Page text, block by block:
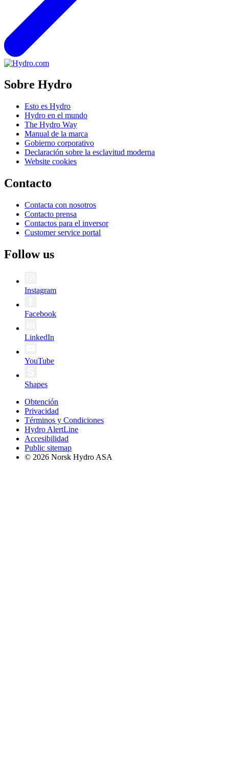
Sobre Hydro
Esto es Hydro
Hydro en el mundo
The Hydro Way
Manual de la marca
Gobierno corporativo
Declaración sobre la esclavitud moderna
Website cookies
Contacto
Contacta con nosotros
Contacto prensa
Contactos para el inversor
Customer service portal
Follow us
Instagram
Facebook
LinkedIn
YouTube
Shapes
Obtención
Privacidad
Términos y Condiciones
Hydro AlertLine
Accesibilidad
Public sitemap
© 2026 Norsk Hydro ASA